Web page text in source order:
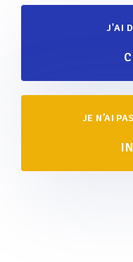
J'AI
JE N’AI